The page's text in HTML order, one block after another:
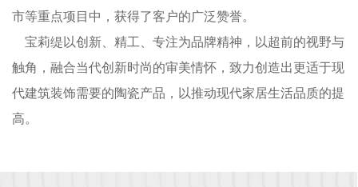
市等重点项目中，获得了客户的广泛赞誉。
宝莉缇以创新、精工、专注为品牌精神，以超前的视野与
触角，融合当代创新时尚的审美情怀，致力创造出更适于现
代建筑装饰需要的陶瓷产品，以推动现代家居生活品质的提
高。